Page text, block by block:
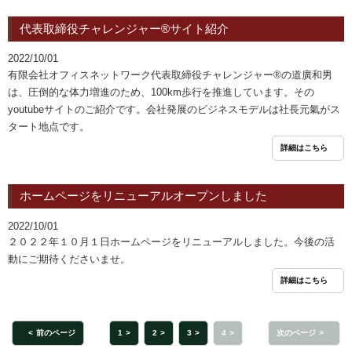
代表取締役チャレンジャー®サイト紹介
2022/10/01
有限会社オフィスネットワーク代表取締役チャレンジャー®の道廣和男
は、圧倒的な体力増進のため、100km歩行を推進しています。その
youtubeサイトのご紹介です。会社発展のビジネスモデルは社長元氣がス
タート地点です。
詳細はこちら
ホームページをリニューアルオープンしました
2022/10/01
２０２２年１０月１日ホームページをリニューアルしました。今後の活
動にご期待くださいませ。
詳細はこちら
前のページ 次のページ
1 2 3 4